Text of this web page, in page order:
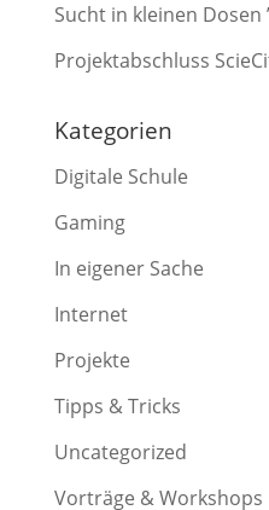
Sucht in kleinen Dosen
Projektabschluss
Kategorien
Digitale Schule
Gaming
In eigener Sache
Internet
Projekte
Tipps & Tricks
Uncategorized
Vorträge & Workshops